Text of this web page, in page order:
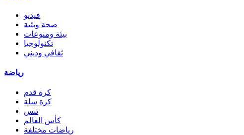
فيديو
صحة وبئية
بيئة ومنوعات
تكنولوجيا
ثقافي وديني
رياضة
كرة قدم
كرة سلة
تنس
كأس العالم
رياضات مختلفة